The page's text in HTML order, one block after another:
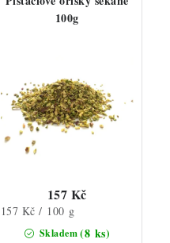
100g
Skladem(8 ks)
157 Kč
Měrná
157 Kč / 100 g